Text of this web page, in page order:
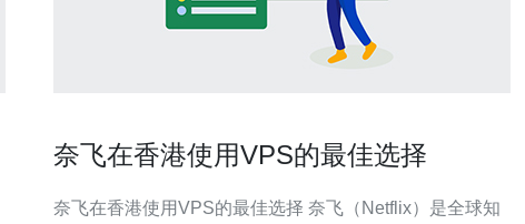
奈飞在香港使用VPS的最佳选择
奈飞在香港使用VPS的最佳选择 奈飞（Netflix）是全球知